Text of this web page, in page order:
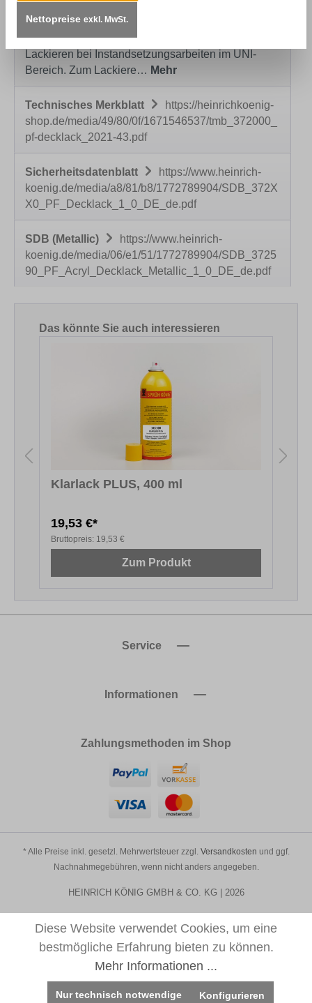
Beschreibung
Einsatzbereiche:Zur
volldeckenden Farbangleichung und zum
Lackieren bei Instandsetzungsarbeiten im UNI-
Bereich. Zum Lackiere… Mehr
Technisches Merkblatt
https://heinrichkoenig-
shop.de/media/49/80/0f/1671546537/tmb_372000_
pf-decklack_2021-43.pdf
Sicherheitsdatenblatt
https://www.heinrich-
koenig.de/media/a8/81/b8/1772789904/SDB_372X
X0_PF_Decklack_1_0_DE_de.pdf
SDB (Metallic)
https://www.heinrich-
koenig.de/media/06/e1/51/1772789904/SDB_3725
90_PF_Acryl_Decklack_Metallic_1_0_DE_de.pdf
Produktgalerie überspringen
Das könnte Sie auch interessieren
Klarlack PLUS, 400 ml
19,53 €*
Bruttopreis: 19,53 €
Zum Produkt
Service
Informationen
Zahlungsmethoden im Shop
* Alle Preise inkl. gesetzl. Mehrwertsteuer zzgl. Versandkosten und ggf.
Nachnahmegebühren, wenn nicht anders angegeben.
HEINRICH KÖNIG GMBH & CO. KG | 2026
Diese Website verwendet Cookies, um eine
bestmögliche Erfahrung bieten zu können.
Mehr Informationen ...
Nur technisch notwendige Konfigurieren
Nettopreise exkl. MwSt.